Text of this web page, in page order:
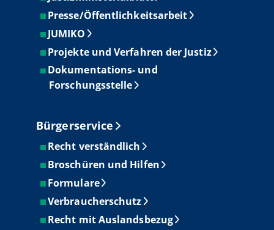
Presse/Öffentlichkeitsarbeit
JUMIKO
Projekte und Verfahren der Justiz
Dokumentations- und
Forschungsstelle
Bürgerservice
Recht verständlich
Broschüren und Hilfen
Formulare
Verbraucherschutz
Recht mit Auslandsbezug